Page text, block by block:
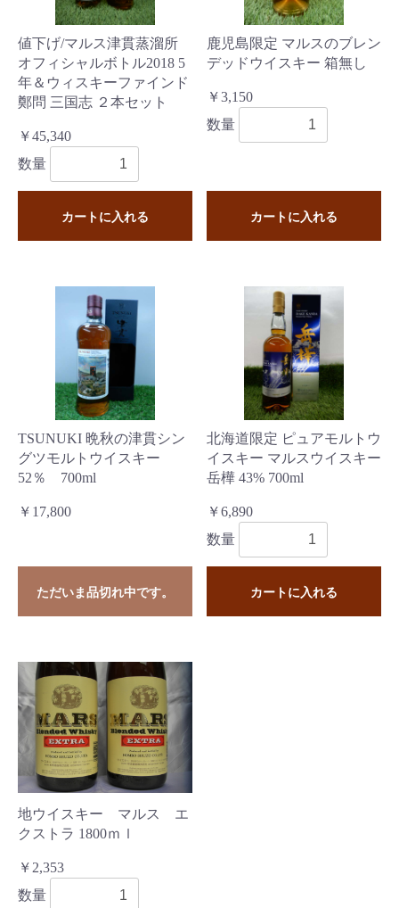
値下げ/マルス津貫蒸溜所
オフィシャルボトル2018 5
年＆ウィスキーファインド
鄭問 三国志 ２本セット
￥45,340
数量
カートに入れる
鹿児島限定 マルスのブレン
デッドウイスキー 箱無し
￥3,150
数量
カートに入れる
TSUNUKI 晩秋の津貫シン
グツモルトウイスキー
52％ 700ml
￥17,800
ただいま品切れ中です。
北海道限定 ピュアモルトウ
イスキー マルスウイスキー
岳樺 43% 700ml
￥6,890
数量
カートに入れる
地ウイスキー マルス エ
クストラ 1800ｍｌ
￥2,353
数量